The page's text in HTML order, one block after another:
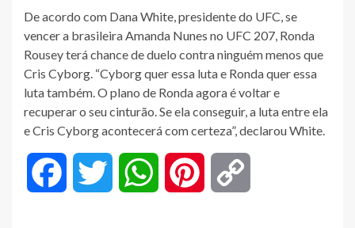
De acordo com Dana White, presidente do UFC, se
vencer a brasileira Amanda Nunes no UFC 207, Ronda
Rousey terá chance de duelo contra ninguém menos que
Cris Cyborg. “Cyborg quer essa luta e Ronda quer essa
luta também. O plano de Ronda agora é voltar e
recuperar o seu cinturão. Se ela conseguir, a luta entre ela
e Cris Cyborg acontecerá com certeza”, declarou White.
Facebook Twitter WhatsAppPinterest